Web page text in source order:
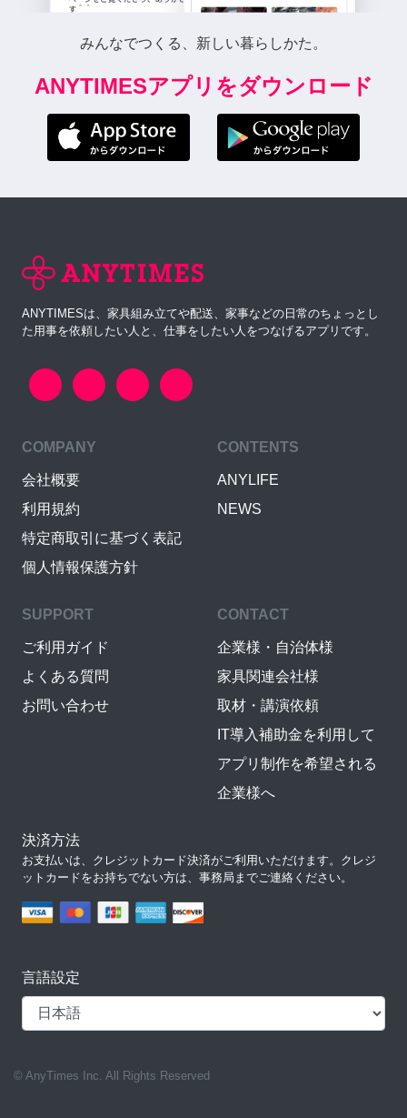
みんなでつくる、新しい暮らしかた。
ANYTIMESアプリをダウンロード
ANYTIMESは、家具組み立てや配送、家事などの日常のちょっとし
た用事を依頼したい人と、仕事をしたい人をつなげるアプリです。
COMPANY
会社概要
利用規約
特定商取引に基づく表記
個人情報保護方針
CONTENTS
ANYLIFE
NEWS
SUPPORT
ご利用ガイド
よくある質問
お問い合わせ
CONTACT
企業様・自治体様
家具関連会社様
取材・講演依頼
IT導入補助金を利用して
アプリ制作を希望される
企業様へ
決済方法
お支払いは、クレジットカード決済がご利用いただけます。クレジ
ットカードをお持ちでない方は、事務局までご連絡ください。
言語設定
© AnyTimes Inc. All Rights Reserved